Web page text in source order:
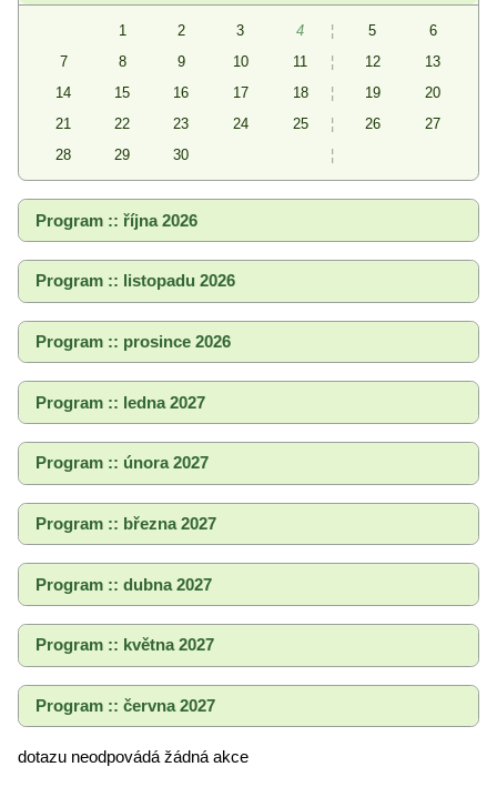
1 2 3 4 ¦ 5
6
7
8 9 10 11 ¦ 12
13
14
15 16 17 18 ¦ 19
20
21
22 23 24 25 ¦ 26
27
28
29 30 ¦
Program :: října 2026
Program :: listopadu 2026
Program :: prosince 2026
Program :: ledna 2027
Program :: února 2027
Program :: března 2027
Program :: dubna 2027
Program :: května 2027
Program :: června 2027
dotazu neodpovádá žádná akce